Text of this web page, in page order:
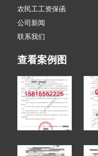
农民工工资保函
公司新闻
联系我们
查看案例图